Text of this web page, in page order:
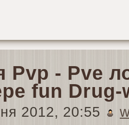
Pvp - Pve
fun
2012, 20:55